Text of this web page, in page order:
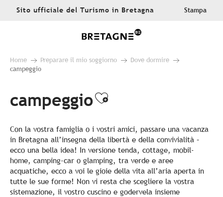
AllerSito ufficiale del Turismo in Bretagna Stampa
Home Preparare il mio soggiorno
Dove dormire
campeggio
campeggioAjouter aux
Con la vostra famiglia o i vostri amici, passare una vacanza
in Bretagna all’insegna della libertà e della convivialità –
ecco una bella idea! In versione tenda, cottage, mobil-
home, camping-car o glamping, tra verde e aree
acquatiche, ecco a voi le gioie della vita all’aria aperta in
tutte le sue forme! Non vi resta che scegliere la vostra
sistemazione, il vostro cuscino e godervela insieme